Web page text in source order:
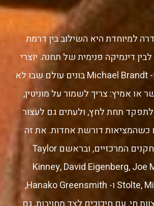
למיוחדת היא השילוב בין דרמת
דינמיקה פנימית של תחנה. יוצרי
הסדרה דרק האס ו- Michael Brandt בונים עולם שבו לא
או אמיץ: צריך לשמור על מוניטין,
תחת לחץ, ולעתים גם לעצור
כשהמציאות דורשת אחדות. את זה
מעבירים היטב השחקנים המרכזיים, ובראשם Taylor
Kinney, David Eigenberg, Joe
Stolte, Miranda Rae Mayo ו- Hanako Greensmith,